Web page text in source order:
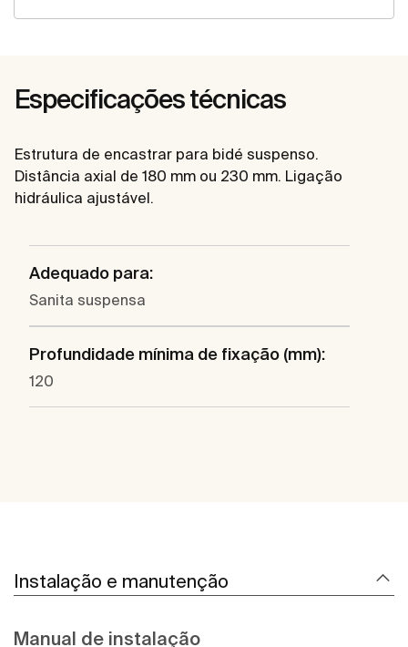
Especificações técnicas
Estrutura de encastrar para bidé suspenso.
Distância axial de 180 mm ou 230 mm. Ligação
hidráulica ajustável.
Adequado para:
Sanita suspensa
Profundidade mínima de fixação (mm):
120
Instalação e manutenção
Manual de instalação